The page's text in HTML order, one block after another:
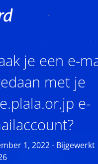
je een e-
met je
e-
1, 2022 - Bijgewerkt